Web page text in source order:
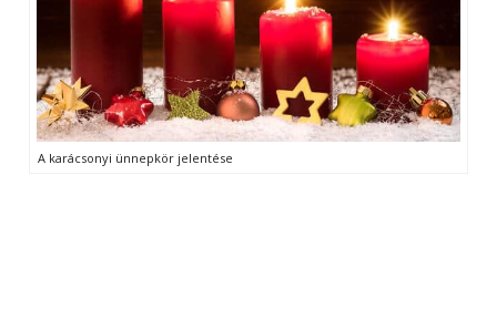
A karácsonyi ünnepkör jelentése